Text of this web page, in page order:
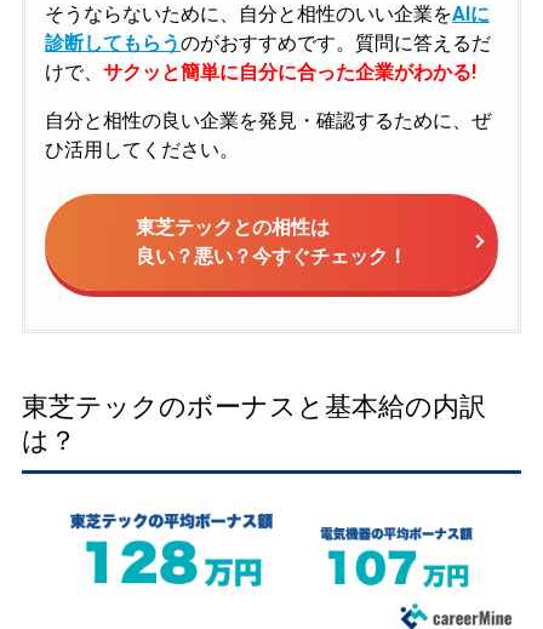
そうならないために、自分と相性のいい企業をAIに
診断してもらうのがおすすめです。質問に答えるだ
けで、 サクッと簡単に自分に合った企業がわかる!
自分と相性の良い企業を発見・確認するために、ぜ
ひ活用してください。
東芝テックとの相性は
良い？悪い？今すぐチェック！
東芝テックのボーナスと基本給の内訳
は？